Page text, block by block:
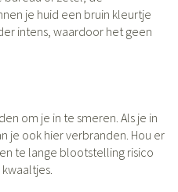
je huid een bruin kleurtje
intens, waardoor het geen
om je in te smeren. Als je in
je ook hier verbranden. Hou er
te lange blootstelling risico